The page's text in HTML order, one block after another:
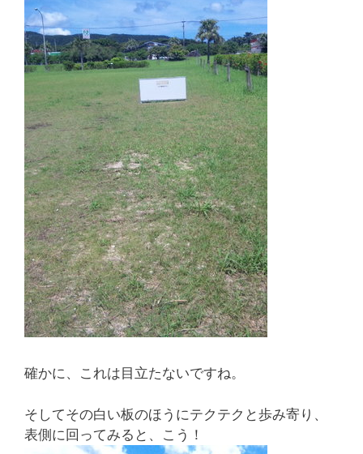
確かに、これは目立たないですね。
そしてその白い板のほうにテクテクと歩み寄り、
表側に回ってみると、こう！